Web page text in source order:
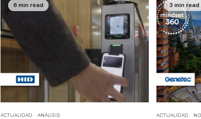
6 min read
ACTUALIDAD ANÁLISIS
3 min read
ACTUALIDAD